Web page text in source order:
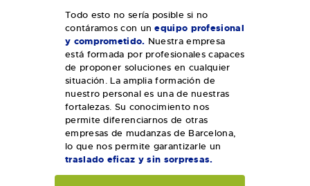
Todo esto no sería posible si no
contáramos con unequipo profesional
y comprometido. Nuestra empresa
está formada por profesionales capaces
de proponer soluciones en cualquier
situación. La amplia formación de
nuestro personal es una de nuestras
fortalezas. Su conocimiento nos
permite diferenciarnos de otras
empresas de mudanzas de Barcelona,
lo que nos permite garantizarle un
traslado eficaz y sin sorpresas.